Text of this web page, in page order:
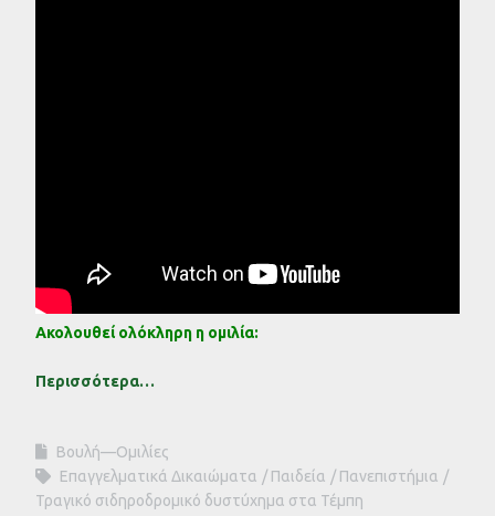
Ακολουθεί ολόκληρη η ομιλία:
Περισσότερα…
Βουλή—Ομιλίες
Επαγγελματικά Δικαιώματα
Παιδεία
Πανεπιστήμια
Τραγικό σιδηροδρομικό δυστύχημα στα Τέμπη